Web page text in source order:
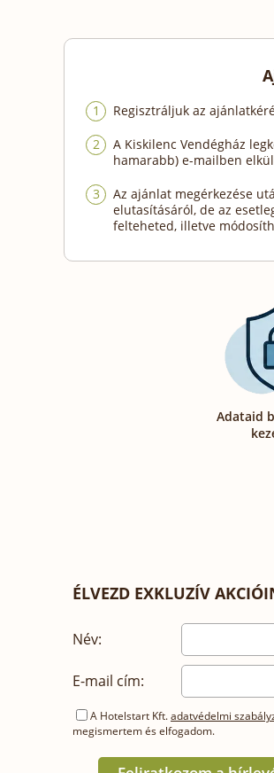
Regisztráljuk az
A Kiskilenc Vendégház
hamarabb) e-mailben
Az ajánlat megérkezése
elutasításáról, de az
felteheted, illetve
Adataid
ÉLVEZD EXKLUZÍV
Név:
E-mail cím:
A Hotelstart Kft.adatvédelmi
megismertem és elfogadom.